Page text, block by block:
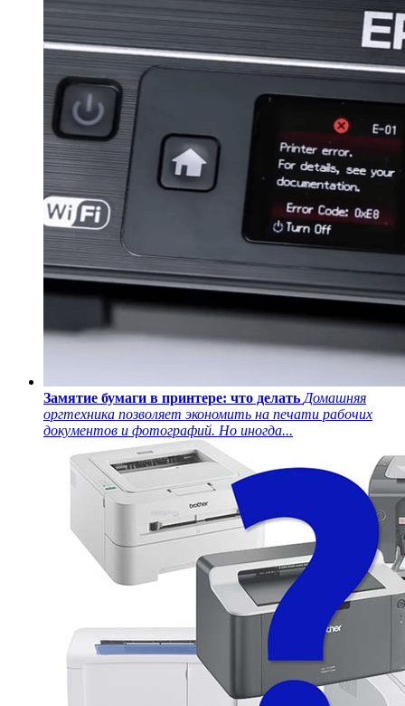
Замятие бумаги в принтере: что делать Домашняя
оргтехника позволяет экономить на печати рабочих
документов и фотографий. Но иногда...